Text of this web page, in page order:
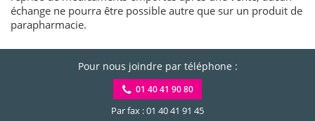
échange ne pourra être possible autre que sur un produit de
parapharmacie.
Pour nous joindre par téléphone :
01 40 41 90 80
Par fax : 01 40 41 91 45